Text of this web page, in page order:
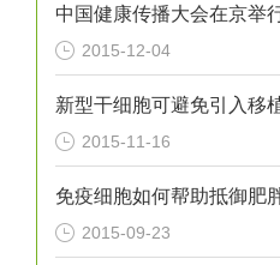
2015-12-04
新型干细胞可避免引入移
2015-11-16
免疫细胞如何帮助抵御肥
2015-09-23